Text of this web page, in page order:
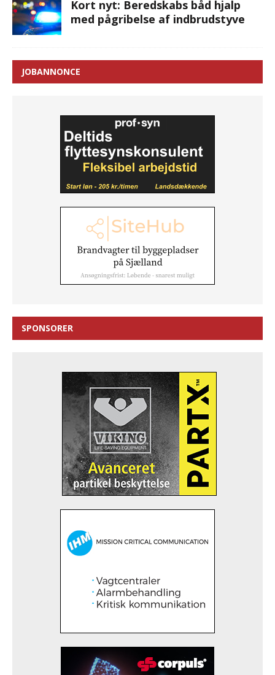
Kort nyt: Beredskabs båd hjalp
med pågribelse af indbrudstyve
JOBANNONCE
SPONSORER